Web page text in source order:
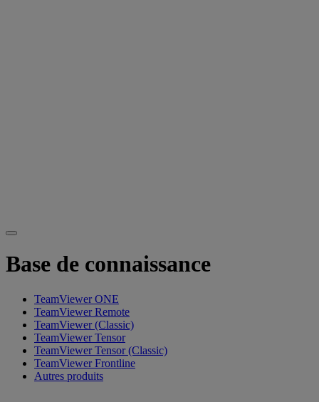
Base de connaissance
TeamViewer ONE
TeamViewer Remote
TeamViewer (Classic)
TeamViewer Tensor
TeamViewer Tensor (Classic)
TeamViewer Frontline
Autres produits